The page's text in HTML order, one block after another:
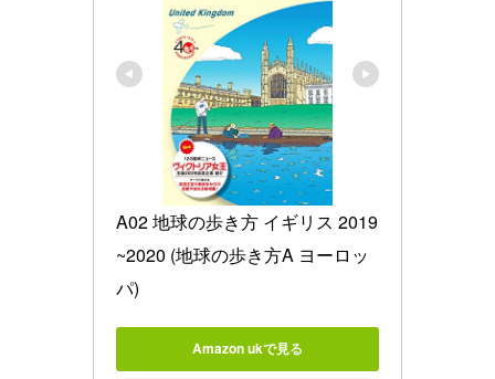
A02 地球の歩き方 イギリス 2019
~2020 (地球の歩き方A ヨーロッ
パ)
Amazon ukで見る